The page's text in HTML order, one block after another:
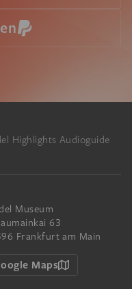
Highlights Audioguide
Museum
63
Frankfurt am Main
Maps